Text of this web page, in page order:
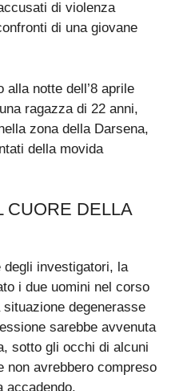
di violenza
di una giovane
notte dell’8 aprile
ragazza di 22 anni,
zona della Darsena,
della movida
CUORE DELLA
degli investigatori, la
i due uomini nel corso
degenerasse
sarebbe avvenuta
sotto gli occhi di alcuni
non avrebbero compreso
accadendo.